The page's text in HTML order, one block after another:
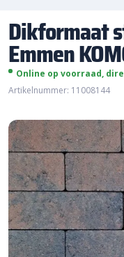
Dikformaat
Emmen
Online op voorraad,
Artikelnummer: 11008144